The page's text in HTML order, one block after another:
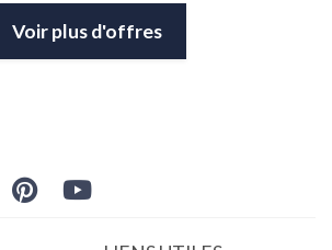
Voir plus d'offres